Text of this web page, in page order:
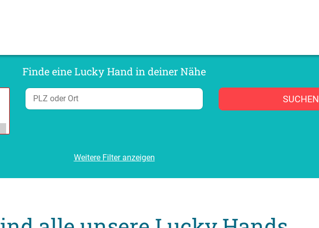
Finde eine Lucky Hand in deiner Nähe
SUCHEN
Weitere Filter anzeigen